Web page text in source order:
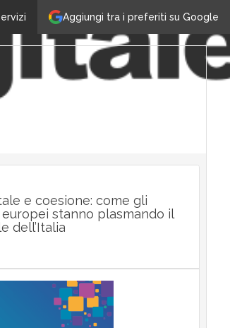
Aggiungi tra i preferiti su Google
e coesione: come gli
stanno plasmando il
dell’Italia